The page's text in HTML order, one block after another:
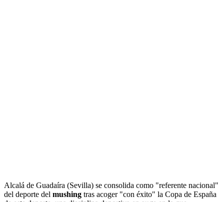
Alcalá de Guadaíra (Sevilla) se consolida como "referente nacional"
del deporte del mushing tras acoger "con éxito" la Copa de España